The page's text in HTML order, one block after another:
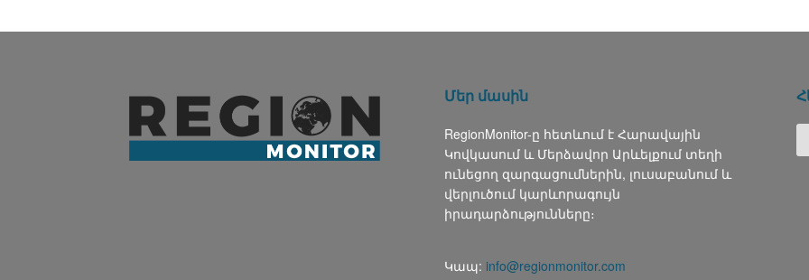
Մեր մասին
RegionMonitor-ը հետևում է Հարավային
Կովկասում և Մերձավոր Արևելքում տեղի
ունեցող զարգացումներին, լուսաբանում և
վերլուծում կարևորագույն
իրադարձությունները։
Կապ: info@regionmonitor.com